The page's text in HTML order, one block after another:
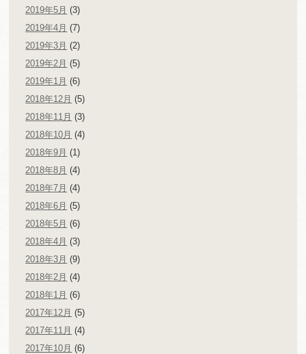
2019年5月 (3)
2019年4月 (7)
2019年3月 (2)
2019年2月 (5)
2019年1月 (6)
2018年12月 (5)
2018年11月 (3)
2018年10月 (4)
2018年9月 (1)
2018年8月 (4)
2018年7月 (4)
2018年6月 (5)
2018年5月 (6)
2018年4月 (3)
2018年3月 (9)
2018年2月 (4)
2018年1月 (6)
2017年12月 (5)
2017年11月 (4)
2017年10月 (6)